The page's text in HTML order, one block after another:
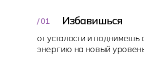
от усталости и поднимешь
энергию на новый
Избавишься
/ 01